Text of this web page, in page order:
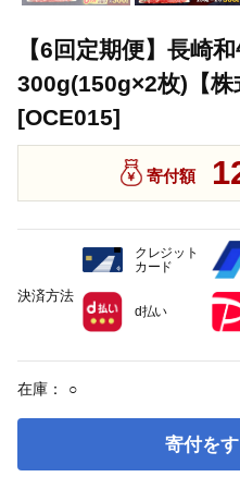
【6回定期便】長崎
300g(150g×2枚)【株
[OCE015]
寄付額
在庫： ○
寄付を
決済方法
クレジット
カード
d払い